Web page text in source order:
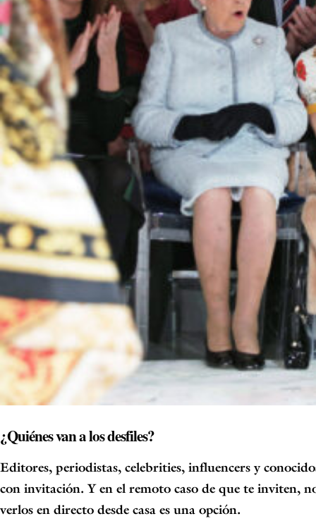
¿Quiénes van a los desfiles?
Editores, periodistas, celebrities, influencers y
con invitación. Y en el remoto caso de que te inviten,
verlos en directo desde casa es una opción.